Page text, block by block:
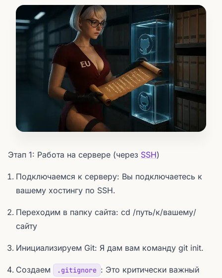
Этап 1: Работа на сервере (через SSH)
Подключаемся к серверу: Вы подключаетесь к
вашему хостингу по SSH.
Переходим в папку сайта: cd /путь/к/вашему/
сайту
Инициализируем Git: Я дам вам команду git init.
Создаем .gitignore : Это критически важный